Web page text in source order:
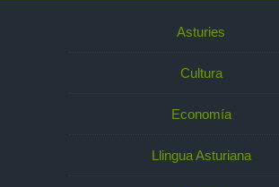
Asturies
Cultura
Economía
Llingua Asturiana